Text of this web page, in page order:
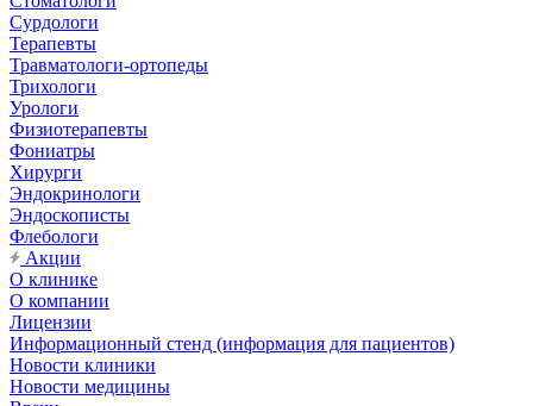
Сурдологи
Терапевты
Травматологи-ортопеды
Трихологи
Урологи
Физиотерапевты
Фониатры
Хирурги
Эндокринологи
Эндоскописты
Флебологи
Акции
О клинике
О компании
Лицензии
Информационный стенд (информация для пациентов)
Новости клиники
Новости медицины